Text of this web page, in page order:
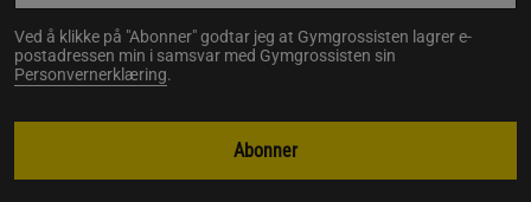
Ved å klikke på "Abonner" godtar jeg at Gymgrossisten lagrer e-
postadressen min i samsvar med Gymgrossisten sin
Personvernerklæring.
Abonner